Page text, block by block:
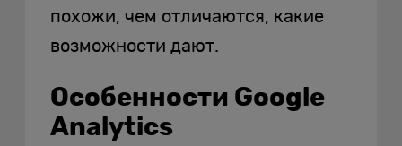
похожи, чем отличаются, какие
возможности дают.
Особенности Google
Analytics